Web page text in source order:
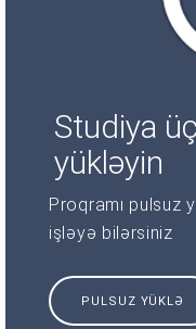
Studiya
yükləyin
Proqramı pulsuz
işləyə bilərsiniz
PULSUZ YÜKLƏ